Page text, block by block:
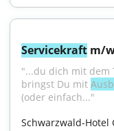
Servicekraft m/
"...du dich mit dem
bringst Du mit
(oder einfach..."
Schwarzwald-Hotel